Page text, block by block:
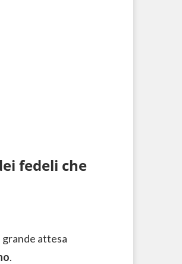
fedeli che
grande attesa
.